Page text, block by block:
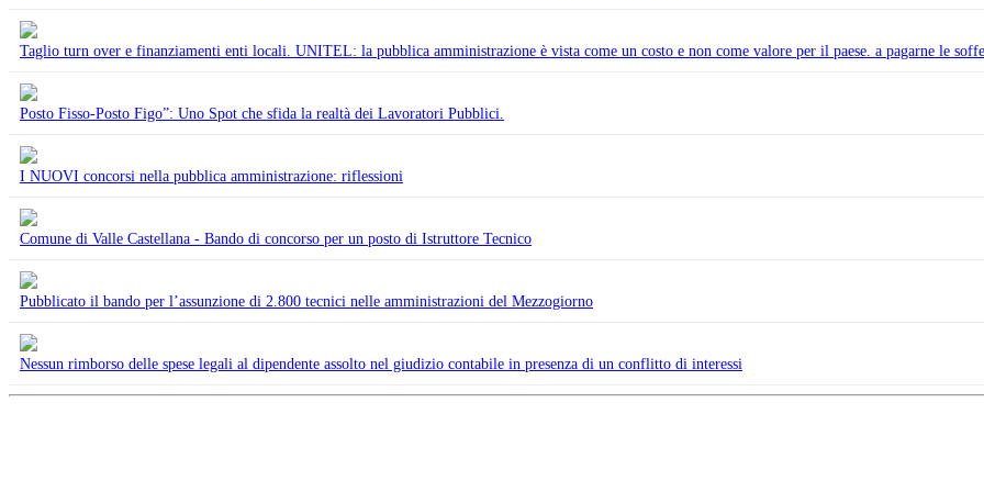
Taglio turn over e finanziamenti enti locali. UNITEL: la pubblica amministrazione è vista come un costo e non come valore per il paese. a pagarne le
Posto Fisso-Posto Figo”: Uno Spot che sfida la realtà dei Lavoratori Pubblici.
I NUOVI concorsi nella pubblica amministrazione: riflessioni
Comune di Valle Castellana - Bando di concorso per un posto di Istruttore Tecnico
Pubblicato il bando per l’assunzione di 2.800 tecnici nelle amministrazioni del Mezzogiorno
Nessun rimborso delle spese legali al dipendente assolto nel giudizio contabile in presenza di un conflitto di interessi